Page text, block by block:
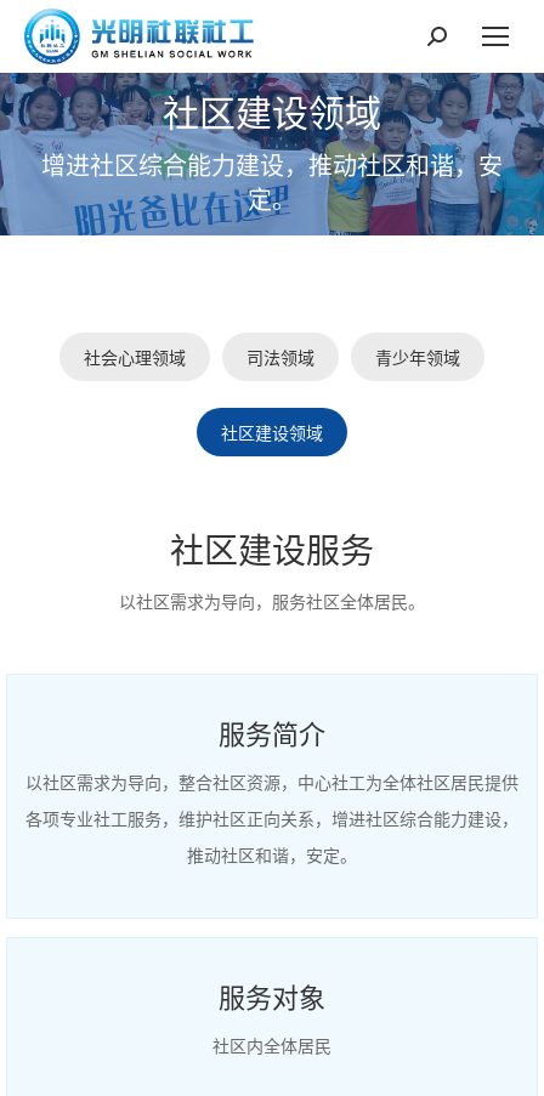
搜
索：
社区建设领域
增进社区综合能力建设，推动社区和谐，安
定。
社会心理领域 司法领域 青少年领域
社区建设领域
社区建设服务
以社区需求为导向，服务社区全体居民。
服务简介
以社区需求为导向，整合社区资源，中心社工为全体社区居民提供
各项专业社工服务，维护社区正向关系，增进社区综合能力建设，
推动社区和谐，安定。
服务对象
社区内全体居民